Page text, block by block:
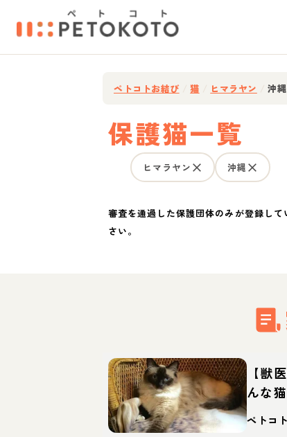
ペトコトお結び 猫 ヒマラヤン 沖縄
保護猫一覧
ヒマラヤン 沖縄
審査を通過した保護団体のみが登録し
さい。
【獣
んな
徴・
ペトコ